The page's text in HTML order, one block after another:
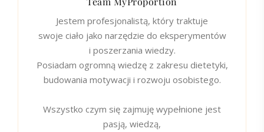
Jestem profesjonalistą, który traktuje
swoje ciało jako narzędzie do eksperymentów
i poszerzania wiedzy.
Posiadam ogromną wiedzę z zakresu dietetyki,
budowania motywacji i rozwoju osobistego.
Wszystko czym się zajmuję wypełnione jest
pasją, wiedzą,